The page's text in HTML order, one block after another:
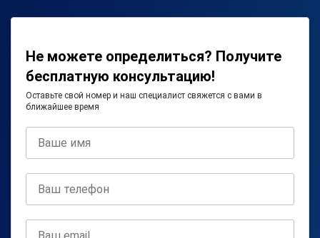
Не можете определиться? Получите
бесплатную консультацию!
Оставьте свой номер и наш специалист свяжется с вами в
ближайшее время